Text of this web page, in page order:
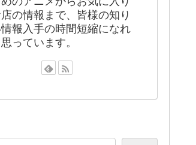
の情報まで、皆様の知り
報入手の時間短縮になれ
っています。